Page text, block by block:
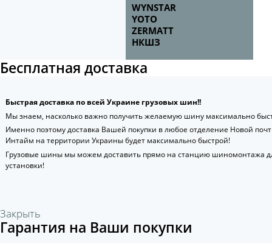
WYNSTAR
YOTO
ZERMATT
НКШЗ
Бесплатная доставка
Быстрая доставка по всей Украине грузовых шин!!
Мы знаем, насколько важно получить желаемую шину максимально
Именно поэтому доставка Вашей покупки в любое отделение Новой
Интайм на территории Украины будет максимально быстрой!
Грузовые шины мы можем доставить прямо на станцию шиномонтажа
установки!
Закрыть
Гарантия на Ваши покупки